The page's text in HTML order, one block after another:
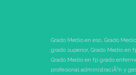
Grado Medio en eso, Grado
grado superior, Grado Medio en
Grado Medio en fp grado
profesional administraciÃ³n y